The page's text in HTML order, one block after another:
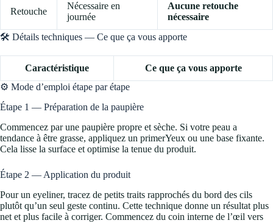
Retouche
Nécessaire en
journée
Aucune retouche
nécessaire
🛠️ Détails techniques — Ce que ça vous apporte
Caractéristique
Ce que ça vous apporte
⚙️ Mode d’emploi étape par étape
Étape 1 — Préparation de la paupière
Commencez par une paupière propre et sèche. Si votre peau a
tendance à être grasse, appliquez un primerYeux ou une base fixante.
Cela lisse la surface et optimise la tenue du produit.
Étape 2 — Application du produit
Pour un eyeliner, tracez de petits traits rapprochés du bord des cils
plutôt qu’un seul geste continu. Cette technique donne un résultat plus
net et plus facile à corriger. Commencez du coin interne de l’œil vers